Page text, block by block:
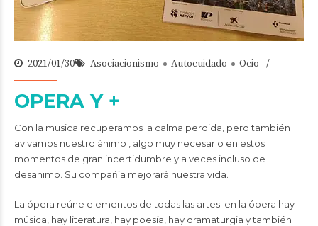
2021/01/30 Asociacionismo Autocuidado Ocio
OPERA Y +
Con la musica recuperamos la calma perdida, pero también
avivamos nuestro ánimo , algo muy necesario en estos
momentos de gran incertidumbre y a veces incluso de
desanimo. Su compañía mejorará nuestra vida.
La ópera reúne elementos de todas las artes; en la ópera hay
música, hay literatura, hay poesía, hay dramaturgia y también